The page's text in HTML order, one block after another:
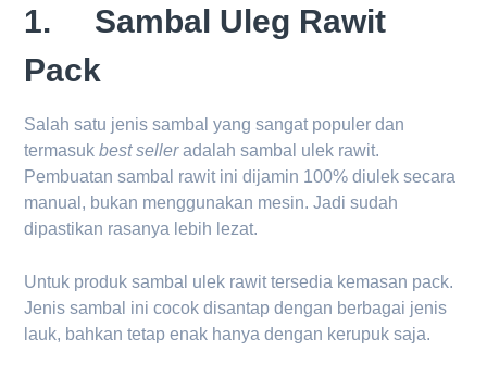
1. Sambal Uleg Rawit
Pack
Salah satu jenis sambal yang sangat populer dan
termasukbest selleradalah sambal ulek rawit.
Pembuatan sambal rawit ini dijamin 100% diulek secara
manual, bukan menggunakan mesin. Jadi sudah
dipastikan rasanya lebih lezat.
Untuk produk sambal ulek rawit tersedia kemasan pack.
Jenis sambal ini cocok disantap dengan berbagai jenis
lauk, bahkan tetap enak hanya dengan kerupuk saja.